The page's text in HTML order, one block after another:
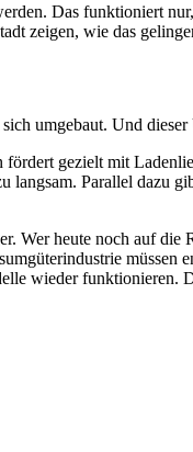
Das funktioniert
zeigen, wie das
umgebaut. Und dieser
gezielt mit
Parallel dazu
Wer heute noch auf
müssen
wieder funktionieren.